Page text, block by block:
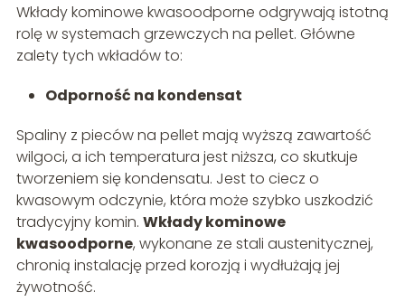
Wkłady kominowe kwasoodporne odgrywają istotną
rolę w systemach grzewczych na pellet. Główne
zalety tych wkładów to:
Odporność na kondensat
Spaliny z pieców na pellet mają wyższą zawartość
wilgoci, a ich temperatura jest niższa, co skutkuje
tworzeniem się kondensatu. Jest to ciecz o
kwasowym odczynie, która może szybko uszkodzić
tradycyjny komin. Wkłady kominowe
kwasoodporne, wykonane ze stali austenitycznej,
chronią instalację przed korozją i wydłużają jej
żywotność.